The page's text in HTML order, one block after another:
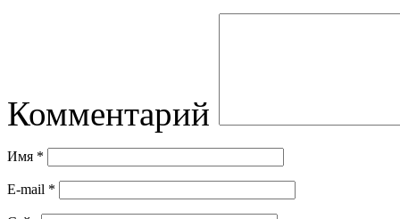
Комментарий
Имя *
E-mail *